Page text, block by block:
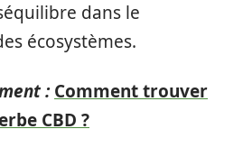
dans le
écosystèmes.
: Comment trouver
CBD ?